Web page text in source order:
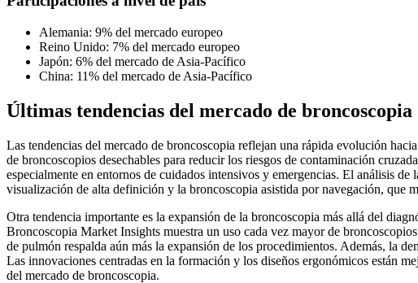
Alemania: 9% del mercado europeo
Reino Unido: 7% del mercado europeo
Japón: 6% del mercado de Asia-Pacífico
China: 11% del mercado de Asia-Pacífico
Últimas tendencias del mercado de broncoscopia
Las tendencias del mercado de broncoscopia reflejan una rápida evolución
de broncoscopios desechables para reducir los riesgos de contaminación
especialmente en entornos de cuidados intensivos y emergencias. El análisis
visualización de alta definición y la broncoscopia asistida por navegación, que
Otra tendencia importante es la expansión de la broncoscopia más allá del
Broncoscopia Market Insights muestra un uso cada vez mayor de
de pulmón respalda aún más la expansión de los procedimientos. Además, la
Las innovaciones centradas en la formación y los diseños ergonómicos están
del mercado de broncoscopia.